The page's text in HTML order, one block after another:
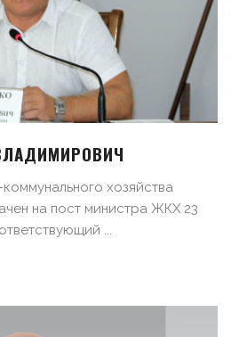
хозяйства
на пост министра ЖКХ 23
...